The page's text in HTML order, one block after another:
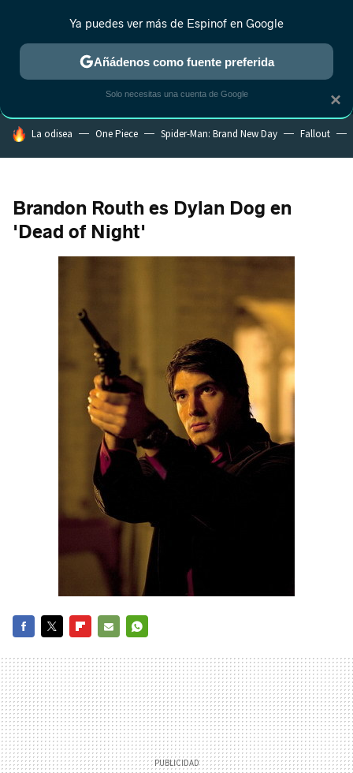
MENÚ NUEVO
ESTRENOS REALITY ANIME RANKINGS CINE
HOY SE HABLA DE
La odisea One Piece Spider-Man: Brand New Day Fallout
Brandon Routh es Dylan Dog en
'Dead of Night'
MAIL
×
Ya puedes ver más de Espinof en Google
Añádenos como fuente preferida
Solo necesitas una cuenta de Google